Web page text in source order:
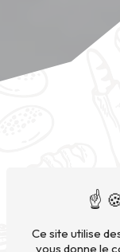
Ce site utilise
vous donne le